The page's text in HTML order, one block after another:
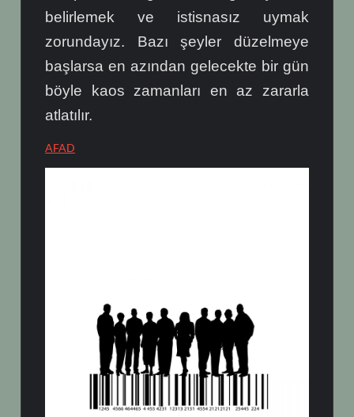
belirlemek ve istisnasız uymak
zorundayız. Bazı şeyler düzelmeye
başlarsa en azından gelecekte bir gün
böyle kaos zamanları en az zararla
atlatılır.
AFAD